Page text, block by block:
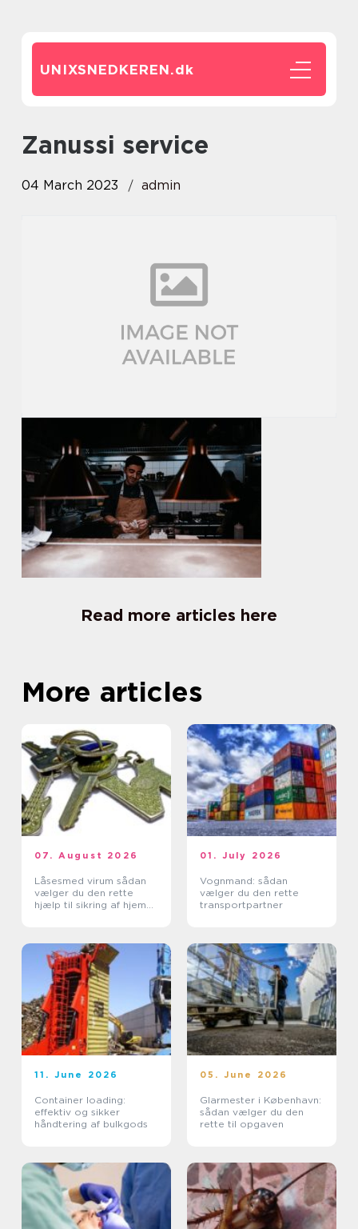
UNIXSNEDKEREN.dk
Zanussi service
04 March 2023 admin
Read more articles here
More articles
07. August 2026
Låsesmed virum sådan
vælger du den rette
hjælp til sikring af hjem
01. July 2026
Vognmand: sådan
vælger du den rette
transportpartner
11. June 2026
Container loading:
effektiv og sikker
håndtering af bulkgods
05. June 2026
Glarmester i København:
sådan vælger du den
rette til opgaven